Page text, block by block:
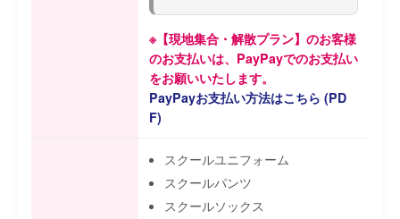
※【現地集合・解散プラン】のお客様
のお支払いは、PayPayでのお支払い
をお願いいたします。
PayPayお支払い方法はこちら (PD
F)
スクールユニフォーム
スクールパンツ
スクールソックス